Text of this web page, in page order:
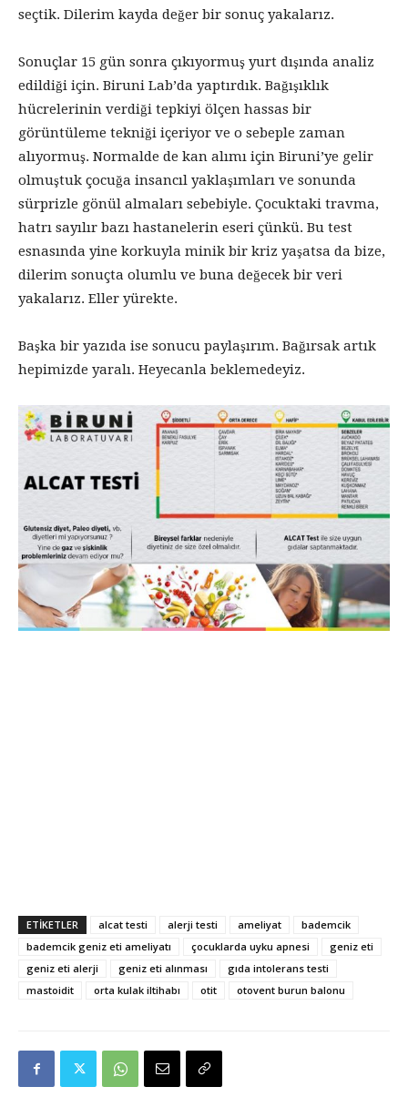
seçtik. Dilerim kayda değer bir sonuç yakalarız.
Sonuçlar 15 gün sonra çıkıyormuş yurt dışında analiz
edildiği için. Biruni Lab’da yaptırdık. Bağışıklık
hücrelerinin verdiği tepkiyi ölçen hassas bir
görüntüleme tekniği içeriyor ve o sebeple zaman
alıyormuş. Normalde de kan alımı için Biruni’ye gelir
olmuştuk çocuğa insancıl yaklaşımları ve sonunda
sürprizle gönül almaları sebebiyle. Çocuktaki travma,
hatrı sayılır bazı hastanelerin eseri çünkü. Bu test
esnasında yine korkuyla minik bir kriz yaşatsa da bize,
dilerim sonuçta olumlu ve buna değecek bir veri
yakalarız. Eller yürekte.
Başka bir yazıda ise sonucu paylaşırım. Bağırsak artık
hepimizde yaralı. Heyecanla beklemedeyiz.
ETIKETLER alcat testi alerji testi ameliyat
bademcik
bademcik geniz eti ameliyatı
çocuklarda uyku apnesi
geniz eti
geniz eti alerji
geniz eti alınması
gıda intolerans testi
mastoidit
orta kulak iltihabı otit otovent burun balonu